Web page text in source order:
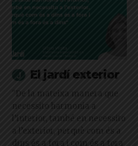
El jardí exterior
"De la mateixa manera que
necessito harmonia a
l’interior, també en necessito
a l’exterior, perquè com és a
dins és a fora i com és a fora